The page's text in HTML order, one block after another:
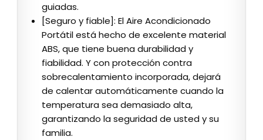
guiadas.
[Seguro y fiable]: El Aire Acondicionado
Portátil está hecho de excelente material
ABS, que tiene buena durabilidad y
fiabilidad. Y con protección contra
sobrecalentamiento incorporada, dejará
de calentar automáticamente cuando la
temperatura sea demasiado alta,
garantizando la seguridad de usted y su
familia.